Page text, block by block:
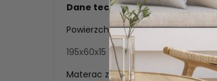
Dane techniczne:
Powierzchnia spania:
195x60x15
Materac złożony posiada wymiary: